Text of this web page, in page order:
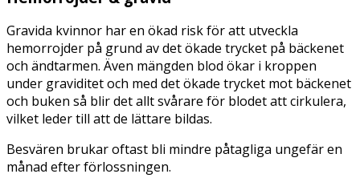
Gravida kvinnor har en ökad risk för att utveckla
hemorrojder på grund av det ökade trycket på bäckenet
och ändtarmen. Även mängden blod ökar i kroppen
under graviditet och med det ökade trycket mot bäckenet
och buken så blir det allt svårare för blodet att cirkulera,
vilket leder till att de lättare bildas.
Besvären brukar oftast bli mindre påtagliga ungefär en
månad efter förlossningen.